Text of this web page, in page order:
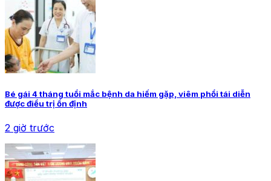
Bé gái 4 tháng tuổi mắc bệnh da hiếm gặp, viêm phổi tái diễn
được điều trị ổn định
2 giờ trước